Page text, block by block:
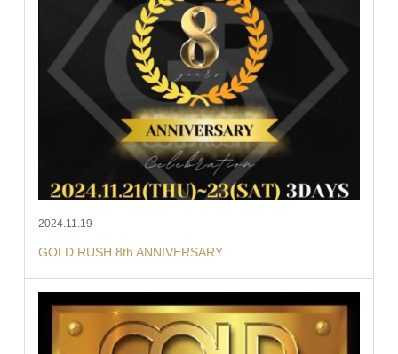
2024.11.19
GOLD RUSH 8th ANNIVERSARY